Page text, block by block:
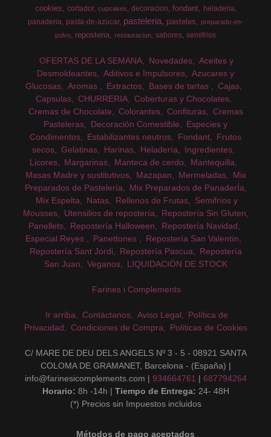
cookies cortador cupcakes decoracion fondant
heladeria
panaderia pasta-de-azucar pasteleria pasteles
preparado-en-
polvo
reposteria restauracion sabores semifrios
OFERTAS DE LA SEMANA Novedades
Aceites y
Desmoldeantes
Aditivos e Impulsores
Azucares y
Glucosas
Aromas Extractos Bases de tartas
Cajas
Capsulas
CHURRERIA
Coberturas y Chocolates
Cremas de Chocolate
Colorantes Confituras
Cremas
Pasteleras
Decoración Comestible
Especies y
Condimentos
Estabilizantes neutros Fondant
Frutos
secos
Gelatinas Harinas Heladería
Ingredientes
Licores
Margarinas Manteca de cerdo
Mantequilla
Masas Madre y sustitutivos
Mazapan Mermeladas
Mix
Preparados de Pastelería
Mix Preparados de PanaderÍa
Mix Espelta
Natas Rellenos de Frutas
Semifríos y
Mousses
Utensilios de repostería
Repostería Sin Gluten
Panellets
Repostería Halloween
Repostería Navidad
Especial Reyes
Panettones
Repostería San Valentín
Repostería Sant Jordi
Repostería Pascua
Repostería
San Juan
Veganos LIQUIDACIÓN DE STOCK
Farines i Complements
Ir arriba Contáctanos Aviso Legal
Política de
Privacidad
Condiciones de Compra Políticas de Cookies
C/ MARE DE DEU DELS ANGELS Nº 3 - 5 - 08921 SANTA
COLOMA DE GRAMANET, Barcelona - (España) |
info@farinesicomplements.com | 934664761 | 687794264
Horario: 8h -14h | Tiempo de Entrega: 24- 48H
(*) Precios sin Impuestos incluidos
Métodos de pago aceptados